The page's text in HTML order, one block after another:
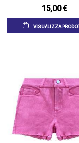
15,00 €
VISUALIZZA